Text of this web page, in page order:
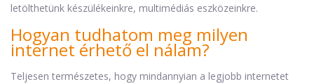
letölthetünk készülékeinkre, multimédiás eszközeinkre.
Hogyan tudhatom meg milyen
internet érhető el nálam?
Teljesen természetes, hogy mindannyian a legjobb internetet